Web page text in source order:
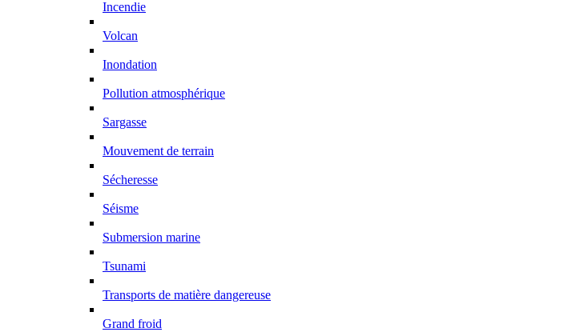
Incendie
Volcan
Inondation
Pollution atmosphérique
Sargasse
Mouvement de terrain
Sécheresse
Séisme
Submersion marine
Tsunami
Transports de matière dangereuse
Grand froid